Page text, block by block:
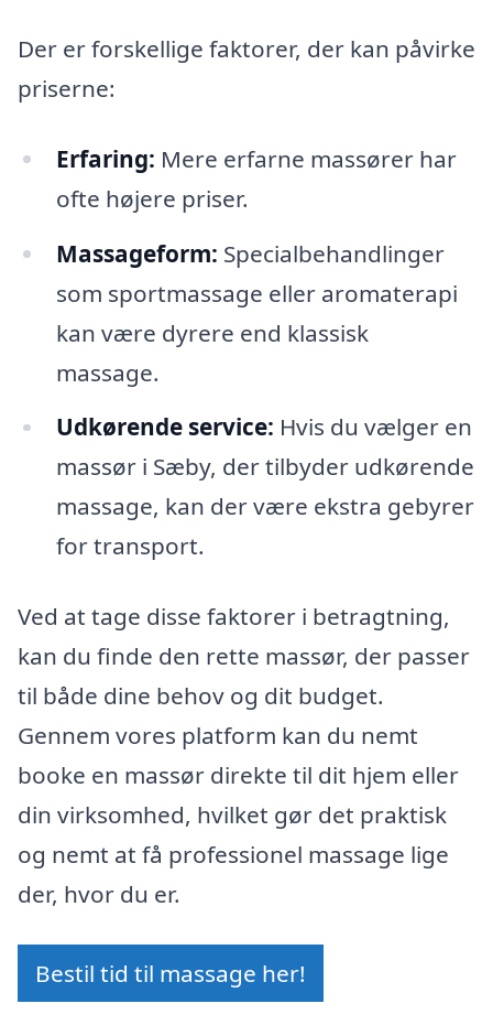
Der er forskellige faktorer, der kan påvirke
priserne:
Erfaring: Mere erfarne massører har
ofte højere priser.
Massageform: Specialbehandlinger
som sportmassage eller aromaterapi
kan være dyrere end klassisk
massage.
Udkørende service: Hvis du vælger en
massør i Sæby, der tilbyder udkørende
massage, kan der være ekstra gebyrer
for transport.
Ved at tage disse faktorer i betragtning,
kan du finde den rette massør, der passer
til både dine behov og dit budget.
Gennem vores platform kan du nemt
booke en massør direkte til dit hjem eller
din virksomhed, hvilket gør det praktisk
og nemt at få professionel massage lige
der, hvor du er.
Bestil tid til massage her!